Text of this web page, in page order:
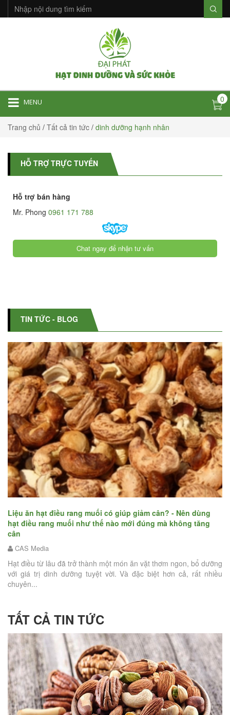
MENU 0
Trang chủ / Tất cả tin tức / dinh dưỡng hạnh nhân
HỖ TRỢ TRỰC TUYẾN
Hỗ trợ bán hàng
Mr. Phong 0961 171 788
Chat ngay để nhận tư vấn
TIN TỨC - BLOG
Liệu ăn hạt điều rang muối có giúp giảm cân? - Nên dùng
hạt điều rang muối như thế nào mới đúng mà không tăng
cân
CAS Media
Hạt điều từ lâu đã trở thành một món ăn vặt thơm ngon, bổ dưỡng
với giá trị dinh dưỡng tuyệt vời. Và đặc biệt hơn cả, rất nhiều
chuyên...
TẤT CẢ TIN TỨC